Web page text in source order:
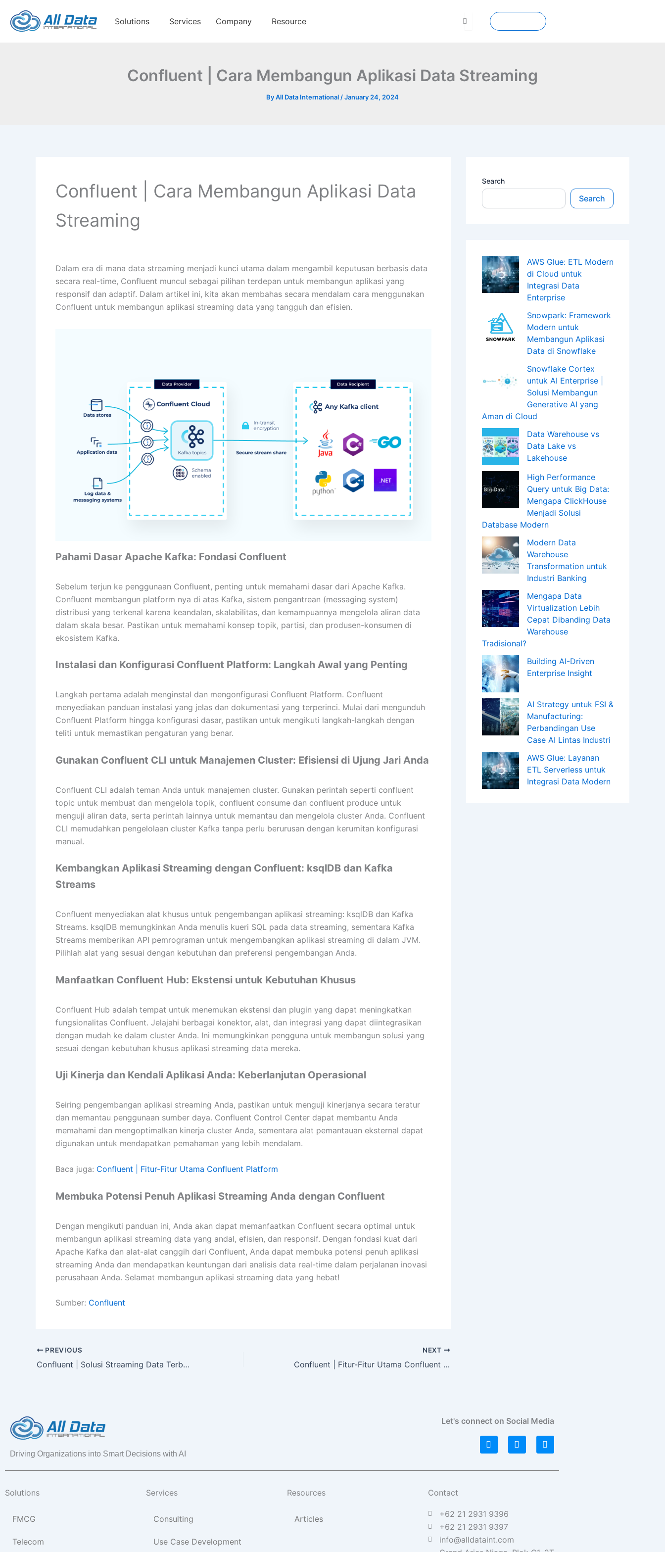
content
Solutions Services Company Resource
Confluent | Cara Membangun Aplikasi Data Streaming
ByAll Data International /January 24, 2024
Confluent | Cara Membangun Aplikasi Data
Streaming
Dalam era di mana data streaming menjadi kunci utama dalam mengambil keputusan berbasis data
secara real-time, Confluent muncul sebagai pilihan terdepan untuk membangun aplikasi yang
responsif dan adaptif. Dalam artikel ini, kita akan membahas secara mendalam cara menggunakan
Confluent untuk membangun aplikasi streaming data yang tangguh dan efisien.
Pahami Dasar Apache Kafka: Fondasi Confluent
Sebelum terjun ke penggunaan Confluent, penting untuk memahami dasar dari Apache Kafka.
Confluent membangun platform nya di atas Kafka, sistem pengantrean (messaging system)
distribusi yang terkenal karena keandalan, skalabilitas, dan kemampuannya mengelola aliran data
dalam skala besar. Pastikan untuk memahami konsep topik, partisi, dan produsen-konsumen di
ekosistem Kafka.
Instalasi dan Konfigurasi Confluent Platform: Langkah Awal yang Penting
Langkah pertama adalah menginstal dan mengonfigurasi Confluent Platform. Confluent
menyediakan panduan instalasi yang jelas dan dokumentasi yang terperinci. Mulai dari mengunduh
Confluent Platform hingga konfigurasi dasar, pastikan untuk mengikuti langkah-langkah dengan
teliti untuk memastikan pengaturan yang benar.
Gunakan Confluent CLI untuk Manajemen Cluster: Efisiensi di Ujung Jari Anda
Confluent CLI adalah teman Anda untuk manajemen cluster. Gunakan perintah seperti confluent
topic untuk membuat dan mengelola topik, confluent consume dan confluent produce untuk
menguji aliran data, serta perintah lainnya untuk memantau dan mengelola cluster Anda. Confluent
CLI memudahkan pengelolaan cluster Kafka tanpa perlu berurusan dengan kerumitan konfigurasi
manual.
Kembangkan Aplikasi Streaming dengan Confluent: ksqlDB dan Kafka
Streams
Confluent menyediakan alat khusus untuk pengembangan aplikasi streaming: ksqlDB dan Kafka
Streams. ksqlDB memungkinkan Anda menulis kueri SQL pada data streaming, sementara Kafka
Streams memberikan API pemrograman untuk mengembangkan aplikasi streaming di dalam JVM.
Pilihlah alat yang sesuai dengan kebutuhan dan preferensi pengembangan Anda.
Manfaatkan Confluent Hub: Ekstensi untuk Kebutuhan Khusus
Confluent Hub adalah tempat untuk menemukan ekstensi dan plugin yang dapat meningkatkan
fungsionalitas Confluent. Jelajahi berbagai konektor, alat, dan integrasi yang dapat diintegrasikan
dengan mudah ke dalam cluster Anda. Ini memungkinkan pengguna untuk membangun solusi yang
sesuai dengan kebutuhan khusus aplikasi streaming data mereka.
Uji Kinerja dan Kendali Aplikasi Anda: Keberlanjutan Operasional
Seiring pengembangan aplikasi streaming Anda, pastikan untuk menguji kinerjanya secara teratur
dan memantau penggunaan sumber daya. Confluent Control Center dapat membantu Anda
memahami dan mengoptimalkan kinerja cluster Anda, sementara alat pemantauan eksternal dapat
digunakan untuk mendapatkan pemahaman yang lebih mendalam.
Baca juga: Confluent | Fitur-Fitur Utama Confluent Platform
Membuka Potensi Penuh Aplikasi Streaming Anda dengan Confluent
Dengan mengikuti panduan ini, Anda akan dapat memanfaatkan Confluent secara optimal untuk
membangun aplikasi streaming data yang andal, efisien, dan responsif. Dengan fondasi kuat dari
Apache Kafka dan alat-alat canggih dari Confluent, Anda dapat membuka potensi penuh aplikasi
streaming Anda dan mendapatkan keuntungan dari analisis data real-time dalam perjalanan inovasi
perusahaan Anda. Selamat membangun aplikasi streaming data yang hebat!
Sumber: Confluent
PREVIOUS
Confluent | Solusi Streaming Data Terbaik untuk Perusahaan
NEXT
Confluent | Fitur-Fitur Utama Confluent Platform
Search
Search
AWS Glue: ETL Modern
di Cloud untuk
Integrasi Data
Enterprise
Snowpark: Framework
Modern untuk
Membangun Aplikasi
Data di Snowflake
Snowflake Cortex
untuk AI Enterprise |
Solusi Membangun
Generative AI yang
Aman di Cloud
Data Warehouse vs
Data Lake vs
Lakehouse
High Performance
Query untuk Big Data:
Mengapa ClickHouse
Menjadi Solusi
Database Modern
Modern Data
Warehouse
Transformation untuk
Industri Banking
Mengapa Data
Virtualization Lebih
Cepat Dibanding Data
Warehouse
Tradisional?
Building AI-Driven
Enterprise Insight
AI Strategy untuk FSI &
Manufacturing:
Perbandingan Use
Case AI Lintas Industri
AWS Glue: Layanan
ETL Serverless untuk
Integrasi Data Modern
Driving Organizations into Smart Decisions with AI
Let's connect on Social Media
L
i
I
n
F
a
Solutions
FMCG
Telecom
Services
Consulting
Use Case Development
Resources
Articles
Contact
+62 21 2931 9396
+62 21 2931 9397
info@alldataint.com